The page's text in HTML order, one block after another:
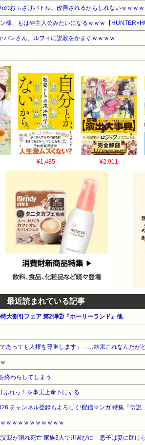
のおふざけバトル、改善されるかもしれないｗｗｗｗ
様、もはや主人公みたいになるｗｗｗ【
バンさん、ルフィに説教をかますｗｗｗｗ
¥1,485 ¥2,911
最近読まれている記事
大割引フェア 第2弾②『ホーリーランド』他
終わらしてしまう
ふれっ！を事実上傘下にする
ｗｗｗｗｗｗｗｗｗｗ